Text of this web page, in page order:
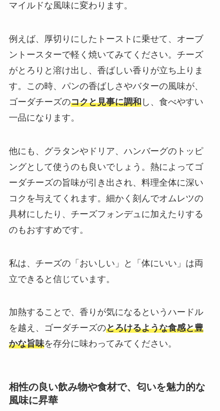
マイルドな風味に変わります。
例えば、厚切りにしたトーストに乗せて、オーブ
ントースターで軽く焼いてみてください。チーズ
がとろりと溶け出し、香ばしい香りが立ち上りま
す。この時、パンの香ばしさやバターの風味が、
ゴーダチーズのコクと見事に調和し、食べやすい
一品になります。
他にも、グラタンやドリア、ハンバーグのトッピ
ングとして使うのも良いでしょう。熱によってゴ
ーダチーズの旨味が引き出され、料理全体に深い
コクを与えてくれます。細かく刻んでオムレツの
具材にしたり、チーズフォンデュに加えたりする
のもおすすめです。
私は、チーズの「おいしい」と「体にいい」は両
立できると信じています。
加熱することで、香りが気になるというハードル
を越え、ゴーダチーズのとろけるような食感と豊
かな旨味を存分に味わってみてください。
相性の良い飲み物や食材で、匂いを魅力的な
風味に昇華